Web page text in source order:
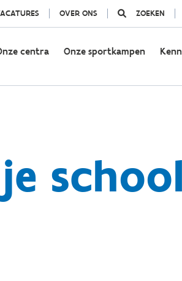
OVER ONS ZOEKEN
centra Onze sportkampen
school